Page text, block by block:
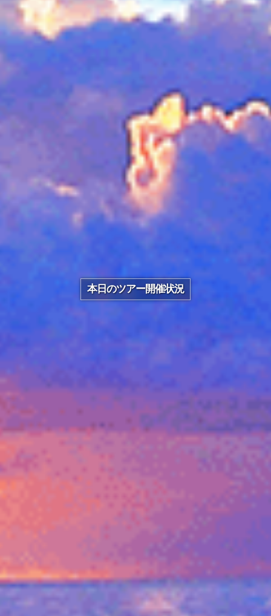
本日のツアー開催状況